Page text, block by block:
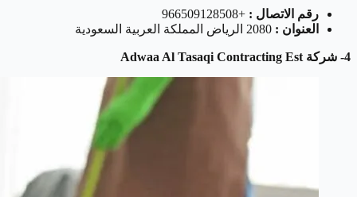
رقم الاتصال : +966509128508
العنوان :
4- شركة Adwaa Al Tasaqi Contracting Est